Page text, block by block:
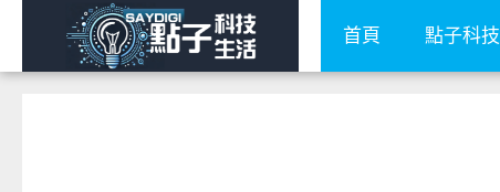
首頁 點子科技